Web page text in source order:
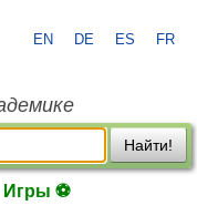
EN DE ES FR
Найти!
Игры ⚽